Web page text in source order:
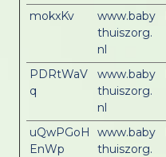
mokxKv
www.baby
thuiszorg.
nl
PDRtWaV
q
www.baby
thuiszorg.
nl
uQwPGoH
EnWp
www.baby
thuiszorg.